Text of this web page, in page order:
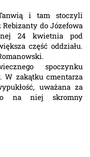
i tam stoczyli
do Józefowa
24 kwietnia pod
część oddziału.
spoczynku
W zakątku cmentarza
uważana za
na niej skromny